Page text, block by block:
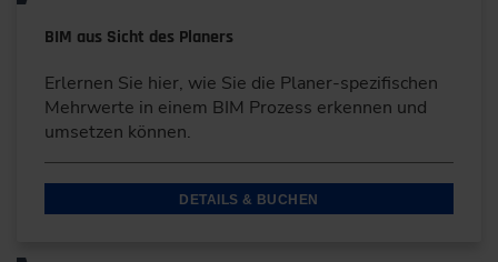
BIM aus Sicht des Planers
Erlernen Sie hier, wie Sie die Planer-spezifischen
Mehrwerte in einem BIM Prozess erkennen und
umsetzen können.
DETAILS & BUCHEN